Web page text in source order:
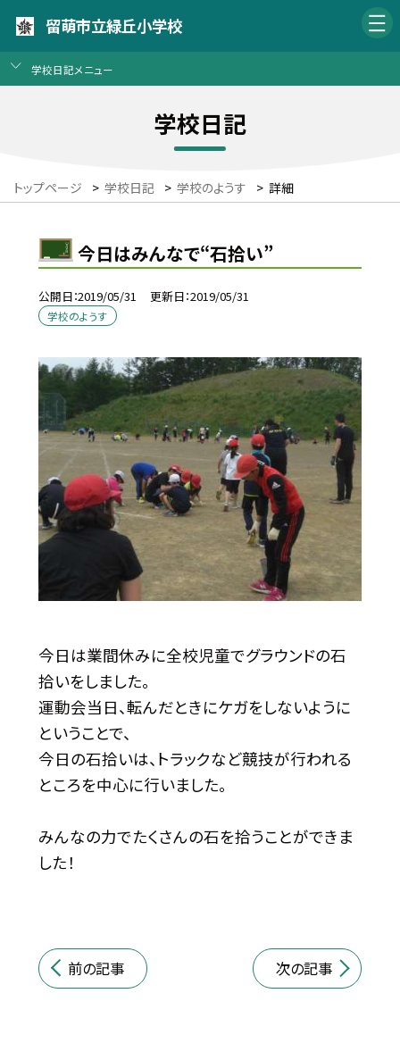
留萌市立緑丘小学校
学校日記メニュー
学校日記
トップページ > 学校日記 > 学校のようす > 詳細
今日はみんなで“石拾い”
公開日 2019/05/31 更新日 2019/05/31
学校のようす
今日は業間休みに全校児童でグラウンドの石
拾いをしました。
運動会当日、転んだときにケガをしないように
ということで、
今日の石拾いは、トラックなど競技が行われる
ところを中心に行いました。
みんなの力でたくさんの石を拾うことができま
した！
前の記事 次の記事